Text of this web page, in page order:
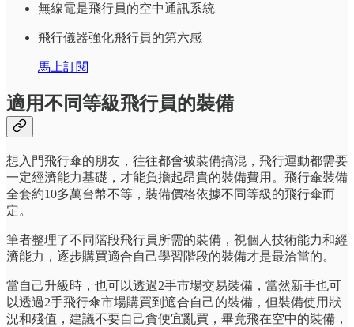
無線電是飛行員的空中通訊系統
飛行儀器強化飛行員的第六感
馬上訂閱
適用不同等級飛行員的裝備
想入門飛行傘的朋友，往往都會被裝備搞混，飛行運動都需要
一定經濟能力基礎，才能負擔起昂貴的裝備費用。飛行傘裝備
全套約10多萬台幣不等，裝備價格依據不同等級的飛行傘而
定。
筆者整理了不同階段飛行員所需的裝備，視個人技術能力和經
濟能力，逐步購買適合自己學習階段的裝備才是最洽當的。
當自己升級時，也可以透過2手市場交易裝備，當然新手也可
以透過2手飛行傘市場購買到適合自己的裝備，但裝備使用狀
況和殘值，建議不要自己貪便宜亂買，畢竟飛在空中的裝備，